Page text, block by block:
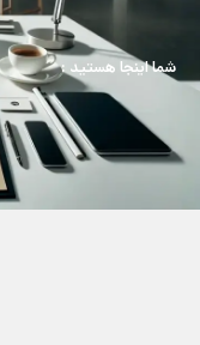
شما اینجا هستید :